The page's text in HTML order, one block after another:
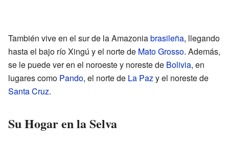
También vive en el sur de la Amazoniabrasileña, llegando
hasta el bajo río Xingú y el norte de Mato Grosso. Además,
se le puede ver en el noroeste y noreste de Bolivia, en
lugares como Pando, el norte de La Pazy el noreste de
Santa Cruz.
Su Hogar en la Selva